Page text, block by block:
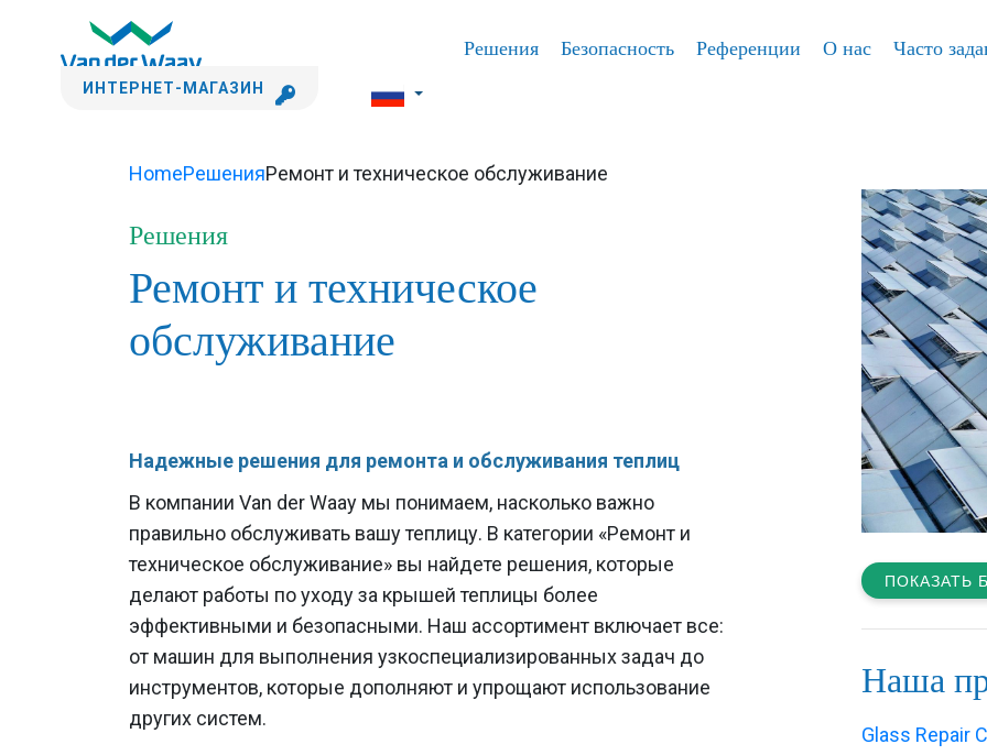
Решения Безопасность Референции О нас Часто
ИНТЕРНЕТ-МАГАЗИН
HomeРешенияРемонт и техническое обслуживание
Решения
Ремонт и техническое
обслуживание
Надежные решения для ремонта и обслуживания теплиц
В компании Van der Waay мы понимаем, насколько важно
правильно обслуживать вашу теплицу. В категории «Ремонт и
техническое обслуживание» вы найдете решения, которые
делают работы по уходу за крышей теплицы более
эффективными и безопасными. Наш ассортимент включает все:
от машин для выполнения узкоспециализированных задач до
инструментов, которые дополняют и упрощают использование
других систем.
ПОКАЗАТЬ
Наша
Glass Repair